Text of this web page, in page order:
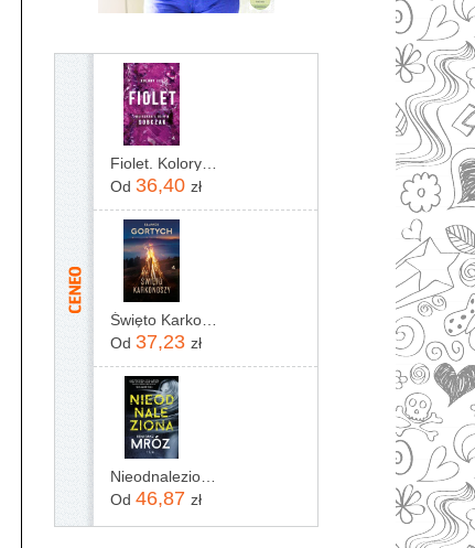
Od 36,40 zł
Od 37,23 zł
Od 46,87 zł